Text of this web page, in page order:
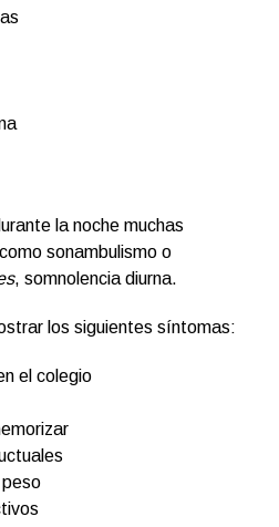
la noche muchas
como sonambulismo o
, somnolencia diurna.
los siguientes síntomas:
el colegio